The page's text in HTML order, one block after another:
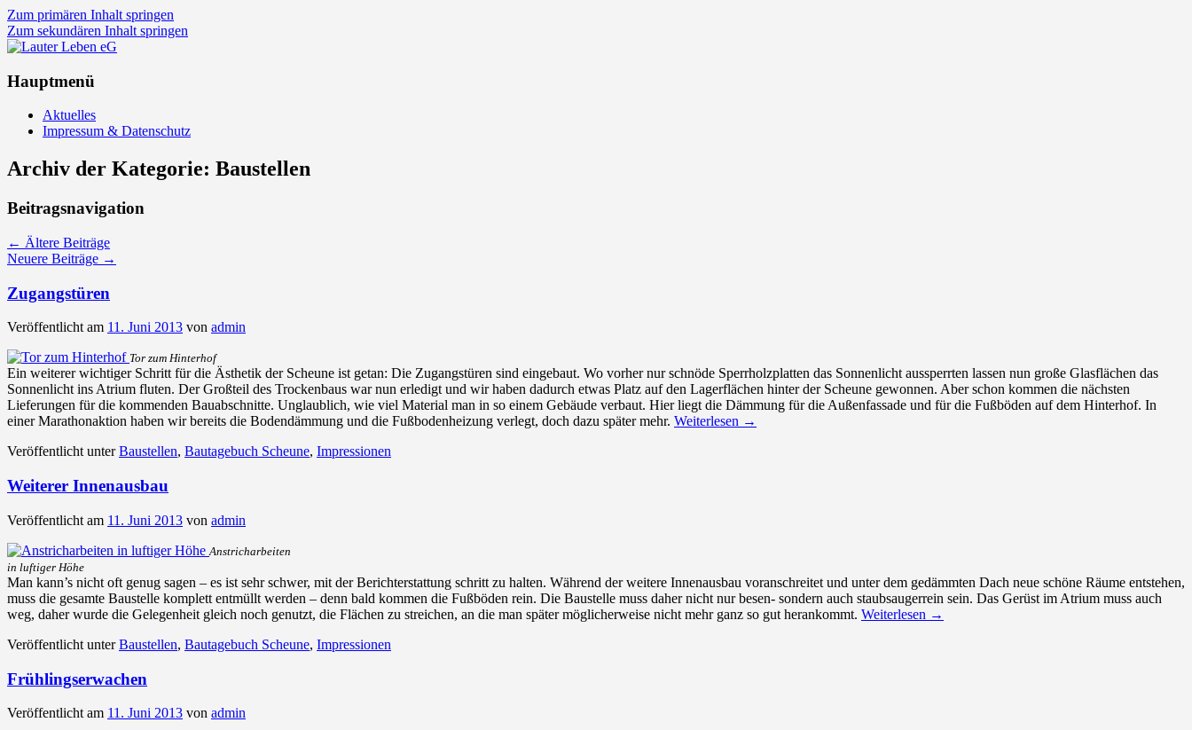
Zum primären Inhalt springen
Zum sekundären Inhalt springen
Lauter Leben eG
Hauptmenü
Aktuelles
Impressum & Datenschutz
Archiv der Kategorie: Baustellen
Beitragsnavigation
← Ältere Beiträge
Neuere Beiträge →
Zugangstüren
Veröffentlicht am 11. Juni 2013 von admin
Tor zum Hinterhof
Ein weiterer wichtiger Schritt für die Ästhetik der Scheune ist getan: Die Zugangstüren sind eingebaut. Wo vorher nur schnöde Sperrholzplatten das Sonnenlicht aussperrten lassen nun große Glasflächen das
Sonnenlicht ins Atrium fluten. Der Großteil des Trockenbaus war nun erledigt und wir haben dadurch etwas Platz auf den Lagerflächen hinter der Scheune gewonnen. Aber schon kommen die nächsten
Lieferungen für die kommenden Bauabschnitte. Unglaublich, wie viel Material man in so einem Gebäude verbaut. Hier liegt die Dämmung für die Außenfassade und für die Fußböden auf dem Hinterhof. In
einer Marathonaktion haben wir bereits die Bodendämmung und die Fußbodenheizung verlegt, doch dazu später mehr. Weiterlesen →
Veröffentlicht unter Baustellen, Bautagebuch Scheune, Impressionen
Weiterer Innenausbau
Veröffentlicht am 11. Juni 2013 von admin
Anstricharbeiten
in luftiger Höhe
Man kann’s nicht oft genug sagen – es ist sehr schwer, mit der Berichterstattung schritt zu halten. Während der weitere Innenausbau voranschreitet und unter dem gedämmten Dach neue schöne Räume entstehen,
muss die gesamte Baustelle komplett entmüllt werden – denn bald kommen die Fußböden rein. Die Baustelle muss daher nicht nur besen- sondern auch staubsaugerrein sein. Das Gerüst im Atrium muss auch
weg, daher wurde die Gelegenheit gleich noch genutzt, die Flächen zu streichen, an die man später möglicherweise nicht mehr ganz so gut herankommt. Weiterlesen →
Veröffentlicht unter Baustellen, Bautagebuch Scheune, Impressionen
Frühlingserwachen
Veröffentlicht am 11. Juni 2013 von admin